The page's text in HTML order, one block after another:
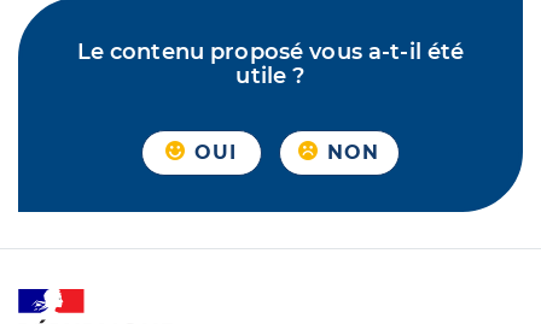
Le contenu proposé vous a-t-il été
utile ?
OUI NON